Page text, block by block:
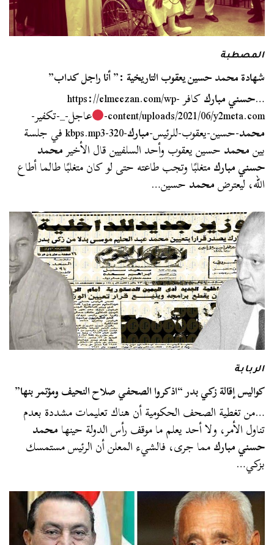
المصطبة
شهادة محمد حسين يعقوب التاريخية :” أنا راجل كداب”
…حسني مبارك كافر https://elmeezan.com/wp-
content/uploads/2021/06/y2meta.com- عاجل-_-تكفير-
محمد-حسين-يعقوب-للرئيس-مبارك -320-kbps.mp3 في جلسة
بينمحمدحسين يعقوب وأحد السلفيين قال الأخيرمحمد
حسني مباركمتغلبًا وتجب طاعته حتى لو كان متغلبًا طالما أطاع
الله، ليعترضمحمدحسين…
الربابة
كواليس إقالة زكي بدر “اذكروا الصحفي صلاح النحيف ومؤتمر بنها”
…من تغطية الصحف الحكومية أن هناك تعليمات مشددة بعدم
تناول الأمر، ولا أحد يعلم ما موقف رأس الدولة حينهامحمد
حسني مباركمما جرى، فالشيء المعلن أن الرئيس مستمسك
بزكي…